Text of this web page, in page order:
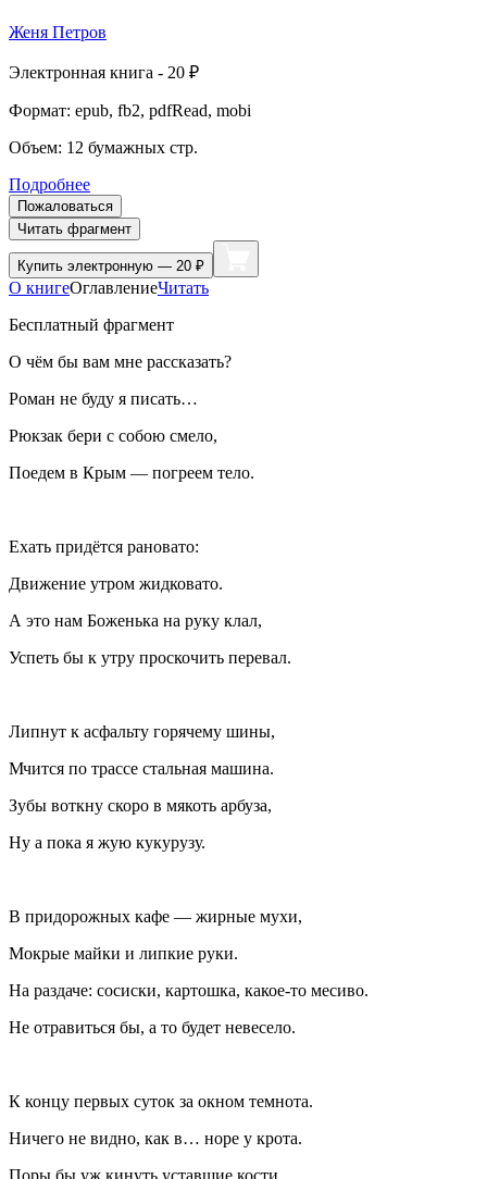
Женя Петров
Электронная книга - 20 ₽
Формат: epub, fb2, pdfRead, mobi
Объем: 12 бумажных стр.
Подробнее
Пожаловаться
Читать фрагмент
Купить электронную — 20 ₽
О книгеОглавлениеЧитать
Бесплатный фрагмент
О чём бы вам мне рассказать?
Роман не буду я писать…
Рюкзак бери с собою смело,
Поедем в Крым — погреем тело.
Ехать придётся рановато:
Движение утром жидковато.
А это нам Боженька на руку клал,
Успеть бы к утру проскочить перевал.
Липнут к асфальту горячему шины,
Мчится по трассе стальная машина.
Зубы воткну скоро в мякоть арбуза,
Ну а пока я жую кукурузу.
В придорожных кафе — жирные мухи,
Мокрые майки и липкие руки.
На раздаче: сосиски, картошка, какое-то месиво.
Не отравиться бы, а то будет невесело.
К концу первых суток за окном темнота.
Ничего не видно, как в… норе у крота.
Поры бы уж кинуть уставшие кости,